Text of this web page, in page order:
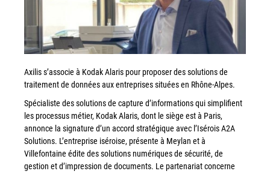
Numérisation des Notes de Frais
Sécurité et sauvegarde des données
Numérisation intelligente
Xerox® DocuShare®
Workplace Solutions
Workflow Central
Simplifiez la gestion RH de votre entreprise avec un logiciel
tout-en-un
Axilis s’associe à Kodak Alaris pour proposer des solutions de
traitement de données aux entreprises situées en Rhône-Alpes.
Spécialiste des solutions de capture d’informations qui simplifient
les processus métier, Kodak Alaris, dont le siège est à Paris,
annonce la signature d’un accord stratégique avec l’Isérois A2A
Solutions. L’entreprise iséroise, présente à Meylan et à
Villefontaine édite des solutions numériques de sécurité, de
gestion et d’impression de documents. Le partenariat concerne